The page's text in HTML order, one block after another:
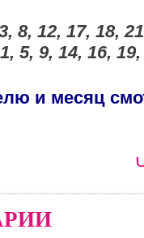
12, 17, 18,
9, 14, 16, 19,
и месяц